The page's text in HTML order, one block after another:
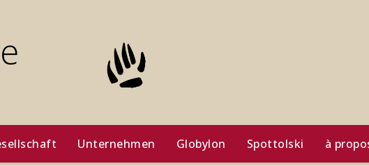
Unternehmen Globylon Spottolski à